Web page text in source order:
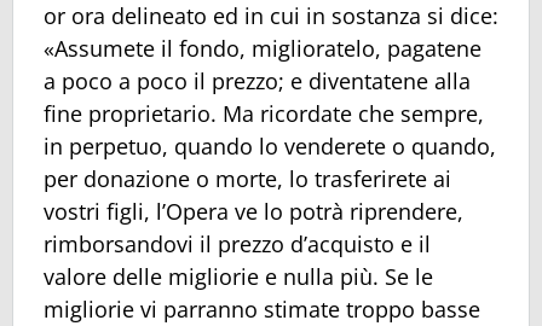
or ora delineato ed in cui in sostanza si dice:
«Assumete il fondo, miglioratelo, pagatene
a poco a poco il prezzo; e diventatene alla
fine proprietario. Ma ricordate che sempre,
in perpetuo, quando lo venderete o quando,
per donazione o morte, lo trasferirete ai
vostri figli, l’Opera ve lo potrà riprendere,
rimborsandovi il prezzo d’acquisto e il
valore delle migliorie e nulla più. Se le
migliorie vi parranno stimate troppo basse